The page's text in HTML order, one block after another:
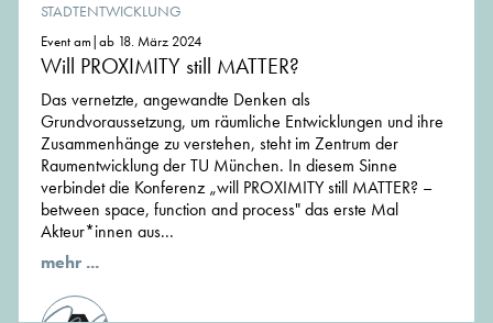
STADTENTWICKLUNG
Event am|ab 18. März 2024
Will PROXIMITY still MATTER?
Das vernetzte, angewandte Denken als
Grundvoraussetzung, um räumliche Entwicklungen und ihre
Zusammenhänge zu verstehen, steht im Zentrum der
Raumentwicklung der TU München. In diesem Sinne
verbindet die Konferenz „will PROXIMITY still MATTER? –
between space, function and process" das erste Mal
Akteur*innen aus...
mehr ...